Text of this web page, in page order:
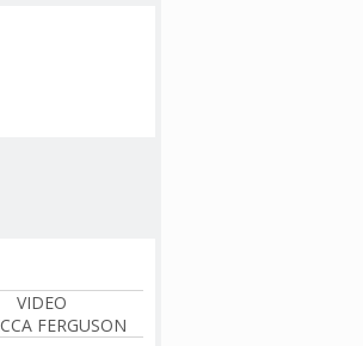
VIDEO
FERGUSON